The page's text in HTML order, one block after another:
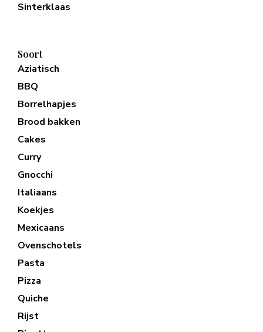
Sinterklaas
Soort
Aziatisch
BBQ
Borrelhapjes
Brood bakken
Cakes
Curry
Gnocchi
Italiaans
Koekjes
Mexicaans
Ovenschotels
Pasta
Pizza
Quiche
Rijst